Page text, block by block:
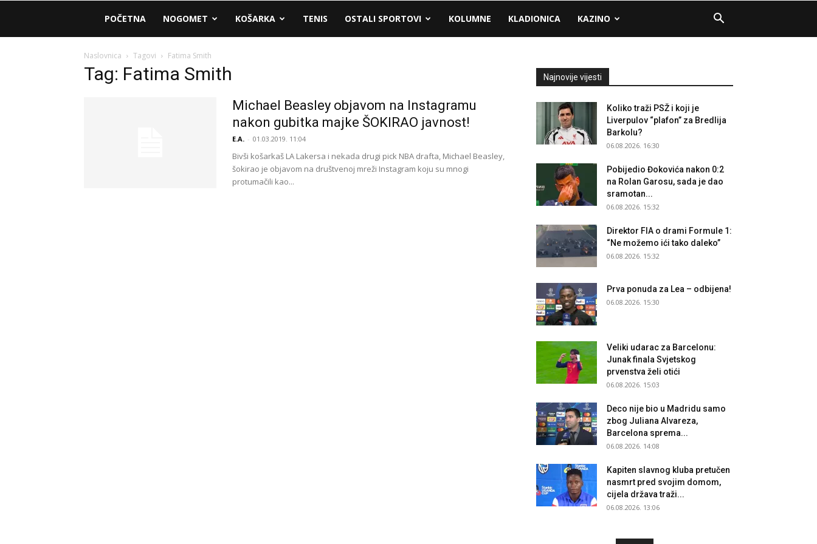
AM
Sport
POČETNA NOGOMET KOŠARKA TENIS OSTALI SPORTOVI KOLUMNE KLADIONICA KAZINO
Naslovnica Tagovi Fatima Smith
Tag: Fatima Smith
Michael Beasley objavom na Instagramu
nakon gubitka majke ŠOKIRAO javnost!
E.A. - 01.03.2019. 11:04
Bivši košarkaš LA Lakersa i nekada drugi pick NBA drafta, Michael Beasley,
šokirao je objavom na društvenoj mreži Instagram koju su mnogi
protumačili kao...
Najnovije vijesti
Koliko traži PSŽ i koji je
Liverpulov “plafon” za Bredlija
Barkolu?
06.08.2026. 16:30
Pobijedio Đokovića nakon 0:2
na Rolan Garosu, sada je dao
sramotan...
06.08.2026. 15:32
Direktor FIA o drami Formule 1:
“Ne možemo ići tako daleko”
06.08.2026. 15:32
Prva ponuda za Lea – odbijena!
06.08.2026. 15:30
Veliki udarac za Barcelonu:
Junak finala Svjetskog
prvenstva želi otići
06.08.2026. 15:03
Deco nije bio u Madridu samo
zbog Juliana Alvareza,
Barcelona sprema...
06.08.2026. 14:08
Kapiten slavnog kluba pretučen
nasmrt pred svojim domom,
cijela država traži...
06.08.2026. 13:06